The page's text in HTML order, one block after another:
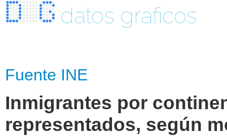
datos graficos
Fuente INE
Inmigrantes por
representados, según